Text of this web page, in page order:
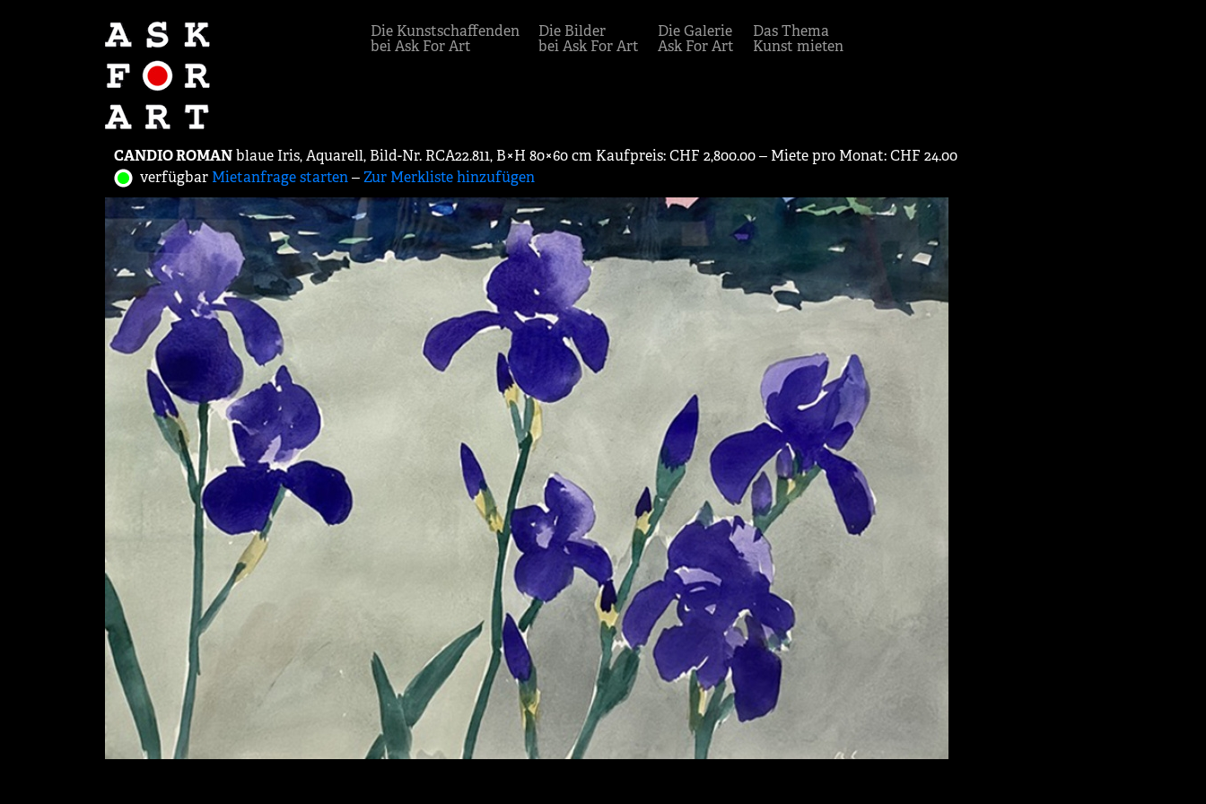
Die Kunstschaffenden
bei Ask For Art
Die Bilder
bei Ask For Art
Die Galerie
Ask For Art
Das Thema
Kunst mieten
CANDIO ROMANblaue Iris, Aquarell, Bild-Nr. RCA22.811, B×H 80×60 cm Kaufpreis: CHF 2,800.00 ‒ Miete pro Monat: CHF 24.00
verfügbar Mietanfrage starten‒Zur Merkliste hinzufügen